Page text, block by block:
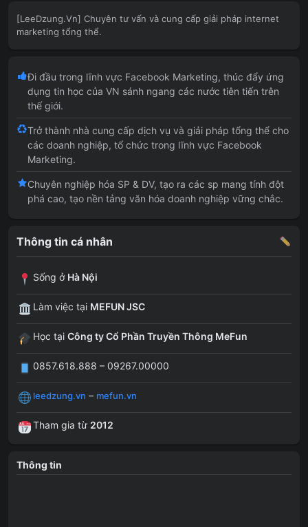
[LeeDzung.Vn] Chuyên tư vấn và cung cấp giải pháp internet
marketing tổng thể.
Đi đầu trong lĩnh vực Facebook Marketing, thúc đẩy ứng
dụng tin học của VN sánh ngang các nước tiên tiến trên
thế giới.
Trở thành nhà cung cấp dịch vụ và giải pháp tổng thể cho
các doanh nghiệp, tổ chức trong lĩnh vực Facebook
Marketing.
Chuyên nghiệp hóa SP & DV, tạo ra các sp mang tính đột
phá cao, tạo nền tảng văn hóa doanh nghiệp vững chắc.
Thông tin cá nhân
Sống ở Hà Nội
Làm việc tại MEFUN JSC
Học tại Công ty Cổ Phần Truyền Thông MeFun
0857.618.888 – 09267.00000
leedzung.vn – mefun.vn
Tham gia từ 2012
Thông tin